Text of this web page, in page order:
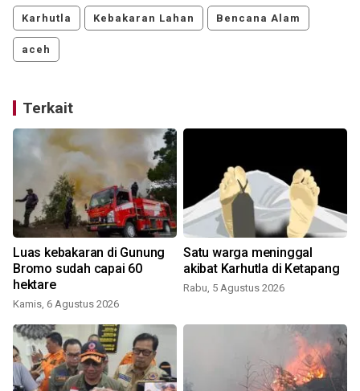
Karhutla Kebakaran Lahan Bencana Alam
aceh
Terkait
Luas kebakaran di Gunung
Bromo sudah capai 60
hektare
Kamis, 6 Agustus 2026
Satu warga meninggal
akibat Karhutla di Ketapang
Rabu, 5 Agustus 2026